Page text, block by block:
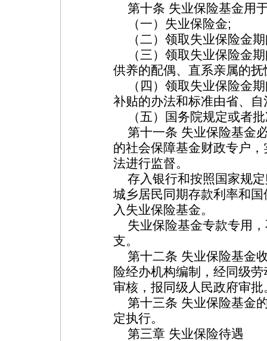
第十条 失业保险基金用
（一）失业保险金;
（二）领取失业保险金期
（三）领取失业保险金期
供养的配偶、直系亲属的抚
（四）领取失业保险金期
补贴的办法和标准由省、
（五）国务院规定或者批
第十一条 失业保险基金
的社会保障基金财政专户
法进行监督。
存入银行和按照国家规定
城乡居民同期存款利率和
入失业保险基金。
失业保险基金专款专用，
支。
第十二条 失业保险基金
险经办机构编制，经同级
审核，报同级人民政府审批
第十三条 失业保险基金
定执行。
第三章 失业保险待遇